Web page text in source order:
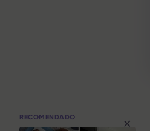
×
RECOMENDADO